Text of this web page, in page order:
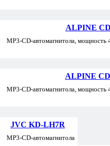
ALPINE
MP3-CD-автомагнитола, мощность
ALPINE
MP3-CD-автомагнитола, мощность
JVC KD-LH7R
MP3-CD-автомагнитола